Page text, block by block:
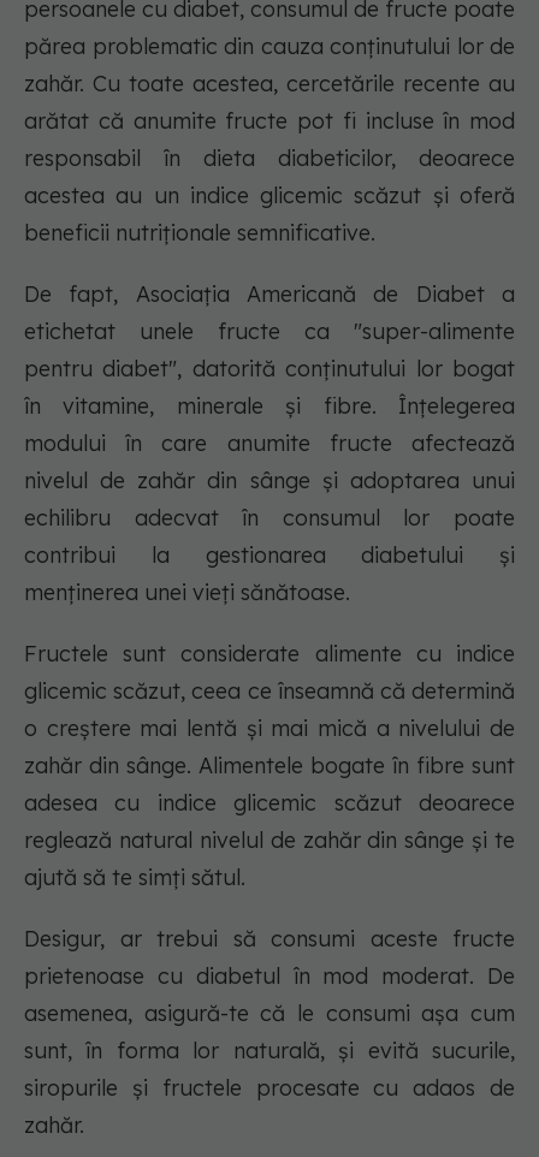
persoanele cu diabet, consumul de fructe poate
părea problematic din cauza conținutului lor de
zahăr. Cu toate acestea, cercetările recente au
arătat că anumite fructe pot fi incluse în mod
responsabil în dieta diabeticilor, deoarece
acestea au un indice glicemic scăzut și oferă
beneficii nutriționale semnificative.
De fapt, Asociația Americană de Diabet a
etichetat unele fructe ca "super-alimente
pentru diabet", datorită conținutului lor bogat
în vitamine, minerale și fibre. Înțelegerea
modului în care anumite fructe afectează
nivelul de zahăr din sânge și adoptarea unui
echilibru adecvat în consumul lor poate
contribui la gestionarea diabetului și
menținerea unei vieți sănătoase.
Fructele sunt considerate alimente cu indice
glicemic scăzut, ceea ce înseamnă că determină
o creștere mai lentă și mai mică a nivelului de
zahăr din sânge. Alimentele bogate în fibre sunt
adesea cu indice glicemic scăzut deoarece
reglează natural nivelul de zahăr din sânge și te
ajută să te simți sătul.
Desigur, ar trebui să consumi aceste fructe
prietenoase cu diabetul în mod moderat. De
asemenea, asigură-te că le consumi așa cum
sunt, în forma lor naturală, și evită sucurile,
siropurile și fructele procesate cu adaos de
zahăr.